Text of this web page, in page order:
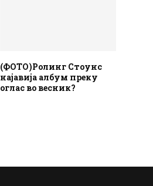
(ФОТО)Ролинг Стоунс
најавија албум преку
оглас во весник?